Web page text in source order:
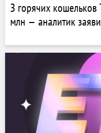
З горячих
млн — аналитик